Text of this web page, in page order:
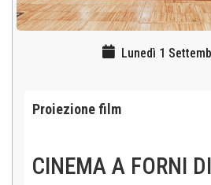
Lunedì 1
Proiezione film
CINEMA A FORNI